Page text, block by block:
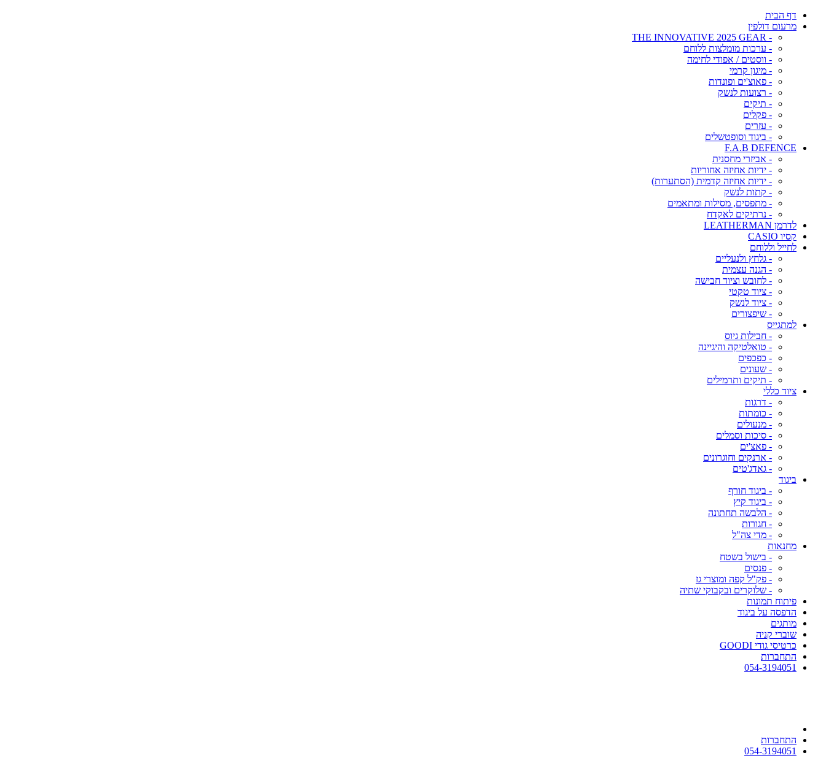
דף הבית
מרעום דולפין
- THE INNOVATIVE 2025 GEAR
- ערכות מומלצות ללוחם
- ווסטים / אפודי לחימה
- מיגון קרמי
- פאוצ'ים ופונדות
- רצועות לנשק
- תיקים
- פקלים
- עזרים
- ביגוד וסופטשלים
F.A.B DEFENCE
- אביזרי מחסנית
- ידיות אחיזה אחוריות
- ידיות אחיזה קדמית (הסתערות)
- קתות לנשק
- מתפסים, מסילות ומתאמים
- נרתיקים לאקדח
לדרמן LEATHERMAN
קסיו CASIO
לחייל וללוחם
- גלחץ ולנעליים
- הגנה עצמית
- לחובש וציוד חבישה
- ציוד טקטי
- ציוד לנשק
- שיפצורים
למתגייס
- חבילות גיוס
- טואלטיקה והיגיינה
- כפכפים
- שעונים
- תיקים ותרמילים
ציוד כללי
- דרגות
- כומתות
- מנעולים
- סיכות וסמלים
- פאצ'ים
- ארנקים וחוגרונים
- גאדג'טים
ביגוד
- ביגוד חורף
- ביגוד קיץ
- הלבשה תחתונה
- חגורות
- מדי צה"ל
מחנאות
- בישול בשטח
- פנסים
- פק"ל קפה ומוצרי גז
- שלוקרים ובקבוקי שתיה
פיתוח תמונות
הדפסה על ביגוד
מותגים
שוברי קניה
כרטיסי גודי GOODI
התחברות
054-3194051
התחברות
054-3194051